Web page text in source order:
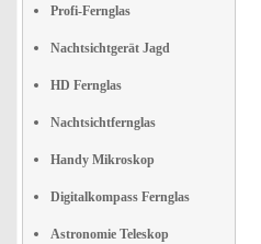
Profi-Fernglas
Nachtsichtgerät Jagd
HD Fernglas
Nachtsichtfernglas
Handy Mikroskop
Digitalkompass Fernglas
Astronomie Teleskop